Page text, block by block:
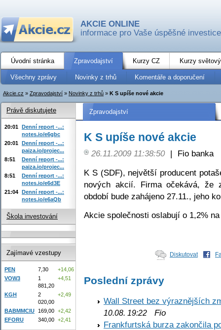
AKCIE ONLINE
informace pro Vaše úspěšné investice
Úvodní stránka Zpravodajství Kurzy CZ Kurzy
Všechny zprávy Novinky z trhů Komentáře a doporučení
Akcie.cz » Zpravodajství » Novinky z trhů » K S upíše nové akcie
Zpravodajství
K S upíše nové akcie
26.11.2009 11:38:50 |
Fio banka
K S (SDF), největší producent
nových akcií. Firma očekává, že
období bude zahájeno 27.11., jeho
Akcie společnosti oslabují o 1,2%
Diskutovat
Poslední zprávy
Wall Street bez výraznějších
10.08. 19:22 Fio
Frankfurtská burza zakončila
Právě diskutujete
20:01 Denní report -...:
notes.io/e6gbc
20:01 Denní report -...:
paiza.io/projec...
8:51
Denní report -...:
paiza.io/projec...
8:51
Denní report -...:
notes.io/e6d3E
21:04 Denní report -...:
notes.io/e6aQb
Škola investování
Zajímavé vzestupy
PEN 7,30
+14,06
VOW3
1
881,20
+4,51
KGH
2
020,00
+2,49
BABMMCIU 169,00 +2,42
EFORU
340,00 +2,41